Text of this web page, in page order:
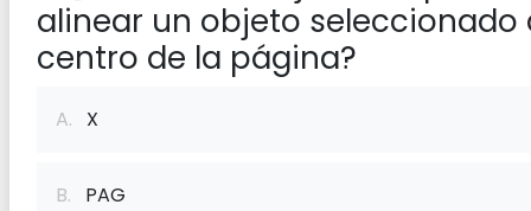
alinear un objeto seleccionado
centro de la página?
A. X
B. PAG